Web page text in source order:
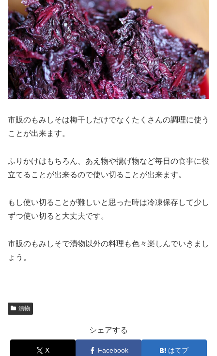
市販のもみしそは梅干しだけでなくたくさんの調理に使う
ことが出来ます。
ふりかけはもちろん、あえ物や揚げ物など毎日の食事に役
立てることが出来るので使い切ることが出来ます。
もし使い切ることが難しいと思った時は冷凍保存して少し
ずつ使い切ると大丈夫です。
市販のもみしそで漬物以外の料理も色々楽しんでいきまし
ょう。
漬物
シェアする
X Facebook はてブ